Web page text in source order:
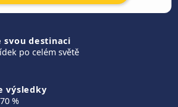
svou destinaci
po celém světě
výsledky
%